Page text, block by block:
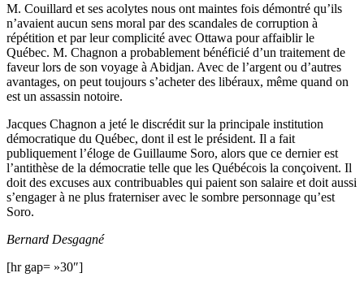
M. Couillard et ses acolytes nous ont maintes fois démontré qu’ils
n’avaient aucun sens moral par des scandales de corruption à
répétition et par leur complicité avec Ottawa pour affaiblir le
Québec. M. Chagnon a probablement bénéficié d’un traitement de
faveur lors de son voyage à Abidjan. Avec de l’argent ou d’autres
avantages, on peut toujours s’acheter des libéraux, même quand on
est un assassin notoire.
Jacques Chagnon a jeté le discrédit sur la principale institution
démocratique du Québec, dont il est le président. Il a fait
publiquement l’éloge de Guillaume Soro, alors que ce dernier est
l’antithèse de la démocratie telle que les Québécois la conçoivent. Il
doit des excuses aux contribuables qui paient son salaire et doit aussi
s’engager à ne plus fraterniser avec le sombre personnage qu’est
Soro.
Bernard Desgagné
[hr gap= »30″]